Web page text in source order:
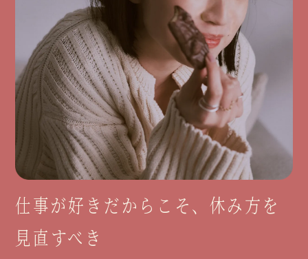
仕事が好きだからこそ、休み方を
見直すべき